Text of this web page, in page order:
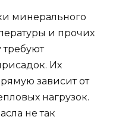
минерального
и прочих
требуют
Их
зависит от
нагрузок.
не так